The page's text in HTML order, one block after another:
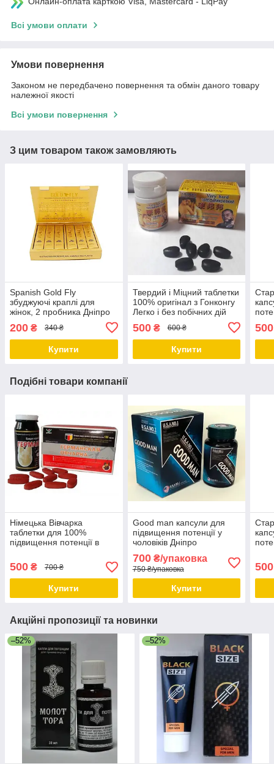
Всі умови оплати
Умови повернення
Законом не передбачено повернення та обмін даного товару
належної якості
Всі умови повернення
З цим товаром також замовляють
Spanish Gold Fly
збуджуючі краплі для
жінок, 2 пробника Дніпро
200 ₴ 340 ₴
Купити
Твердий і Міцний таблетки
100% оригінал з Гонконгу
Легко і без побічних дій
500₴ 600 ₴
Купити
500
Подібні товари компанії
Німецька Вівчарка
таблетки для 100%
підвищення потенції в
500 ₴ 700 ₴
Купити
Good man капсули для
підвищення потенції у
чоловіків Дніпро
700₴/упаковка
750 ₴/упаковка
Купити
500
Акційні пропозиції та новинки
–52% –52%